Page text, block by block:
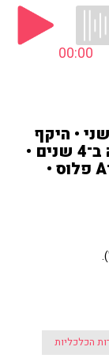
00:00
• היקף
המשכנתאות עלה לרמה הכי גבוהה ב־4 שנים •
דירוג האשראי של ישראל עלה ל־A פלוס •
הכלכליות